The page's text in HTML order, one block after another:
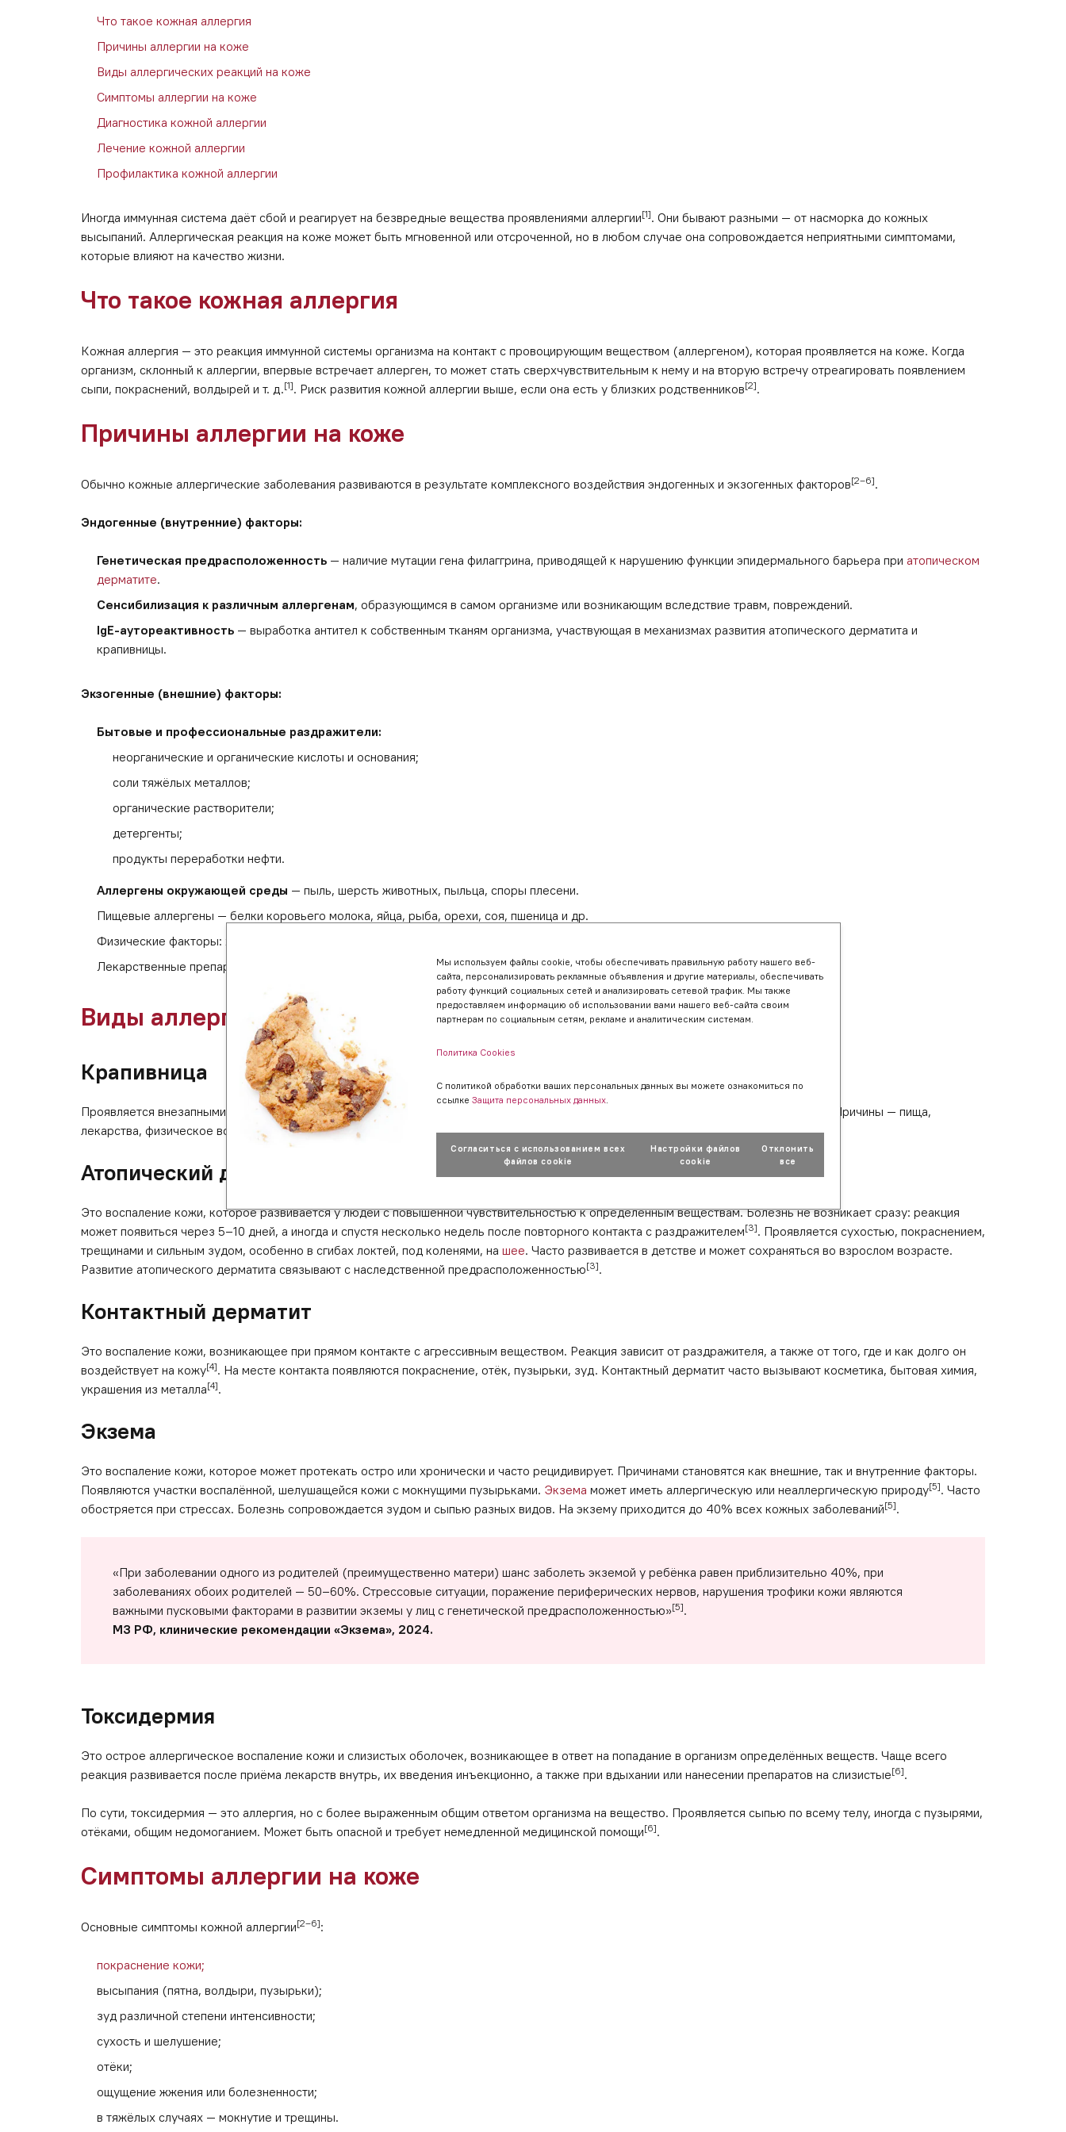
Что такое кожная аллергия
Причины аллергии на коже
Виды аллергических реакций на коже
Симптомы аллергии на коже
Диагностика кожной аллергии
Лечение кожной аллергии
Профилактика кожной аллергии
Иногда иммунная система даёт сбой и реагирует на безвредные вещества проявлениями аллергии[1]. Они бывают разными — от насморка до кожных
высыпаний. Аллергическая реакция на коже может быть мгновенной или отсроченной, но в любом случае она сопровождается неприятными симптомами,
которые влияют на качество жизни.
Что такое кожная аллергия
Кожная аллергия — это реакция иммунной системы организма на контакт с провоцирующим веществом (аллергеном), которая проявляется на коже. Когда
организм, склонный к аллергии, впервые встречает аллерген, то может стать сверхчувствительным к нему и на вторую встречу отреагировать появлением
сыпи, покраснений, волдырей и т. д.[1]. Риск развития кожной аллергии выше, если она есть у близких родственников[2].
Причины аллергии на коже
Обычно кожные аллергические заболевания развиваются в результате комплексного воздействия эндогенных и экзогенных факторов[2–6].
Эндогенные (внутренние) факторы:
Генетическая предрасположенность — наличие мутации гена филаггрина, приводящей к нарушению функции эпидермального барьера при атопическом
дерматите.
Сенсибилизация к различным аллергенам, образующимся в самом организме или возникающим вследствие травм, повреждений.
IgE-аутореактивность — выработка антител к собственным тканям организма, участвующая в механизмах развития атопического дерматита и
крапивницы.
Экзогенные (внешние) факторы:
Бытовые и профессиональные раздражители:
неорганические и органические кислоты и основания;
соли тяжёлых металлов;
органические растворители;
детергенты;
продукты переработки нефти.
Аллергены окружающей среды — пыль, шерсть животных, пыльца, споры плесени.
Пищевые аллергены — белки коровьего молока, яйца, рыба, орехи, соя, пшеница и др.
Физические факторы: холод, тепло, трение, давление, солнечный свет.
Лекарственные препараты: НПВП, противовирусные, контрастные средства, опиоиды и др.
Виды аллергических реакций на коже
Крапивница
Проявляется внезапными зудящими высыпаниями в виде волдырей, похожих на ожоги от крапивы
. Бывает острой и хронической. Причины — пища,
лекарства, физическое воздействие (например, холод или тепло).
Атопический дерматит
Это воспаление кожи, которое развивается у людей с повышенной чувствительностью к определённым веществам. Болезнь не возникает сразу: реакция
может появиться через 5–10 дней, а иногда и спустя несколько недель после повторного контакта с раздражителем[3]. Проявляется сухостью, покраснением,
трещинами и сильным зудом, особенно в сгибах локтей, под коленями, на шее. Часто развивается в детстве и может сохраняться во взрослом возрасте.
Развитие атопического дерматита связывают с наследственной предрасположенностью[3].
Контактный дерматит
Это воспаление кожи, возникающее при прямом контакте с агрессивным веществом. Реакция зависит от раздражителя, а также от того, где и как долго он
воздействует на кожу[4]. На месте контакта появляются покраснение, отёк, пузырьки, зуд. Контактный дерматит часто вызывают косметика, бытовая химия,
украшения из металла[4].
Экзема
Это воспаление кожи, которое может протекать остро или хронически и часто рецидивирует. Причинами становятся как внешние, так и внутренние факторы.
Появляются участки воспалённой, шелушащейся кожи с мокнущими пузырьками. Экзема может иметь аллергическую или неаллергическую природу[5]. Часто
обостряется при стрессах. Болезнь сопровождается зудом и сыпью разных видов. На экзему приходится до 40% всех кожных заболеваний[5].
«При заболевании одного из родителей (преимущественно матери) шанс заболеть экземой у ребёнка равен приблизительно 40%, при
заболеваниях обоих родителей — 50–60%. Стрессовые ситуации, поражение периферических нервов, нарушения трофики кожи являются
важными пусковыми факторами в развитии экземы у лиц с генетической предрасположенностью»[5].
МЗ РФ, клинические рекомендации «Экзема», 2024.
Токсидермия
Это острое аллергическое воспаление кожи и слизистых оболочек, возникающее в ответ на попадание в организм определённых веществ. Чаще всего
реакция развивается после приёма лекарств внутрь, их введения инъекционно, а также при вдыхании или нанесении препаратов на слизистые[6].
По сути, токсидермия — это аллергия, но с более выраженным общим ответом организма на вещество. Проявляется сыпью по всему телу, иногда с пузырями,
отёками, общим недомоганием. Может быть опасной и требует немедленной медицинской помощи[6].
Симптомы аллергии на коже
Основные симптомы кожной аллергии[2–6]:
покраснение кожи;
высыпания (пятна, волдыри, пузырьки);
зуд различной степени интенсивности;
сухость и шелушение;
отёки;
ощущение жжения или болезненности;
в тяжёлых случаях — мокнутие и трещины.
Мы используем файлы cookie, чтобы обеспечивать правильную работу нашего веб-
сайта, персонализировать рекламные объявления и другие материалы, обеспечивать
работу функций социальных сетей и анализировать сетевой трафик. Мы также
предоставляем информацию об использовании вами нашего веб-сайта своим
партнерам по социальным сетям, рекламе и аналитическим системам.
Политика Cookies
С политикой обработки ваших персональных данных вы можете ознакомиться по
ссылке Защита персональных данных.
Согласиться с использованием всех
файлов cookie
Настройки файлов
cookie
Отклонить
все